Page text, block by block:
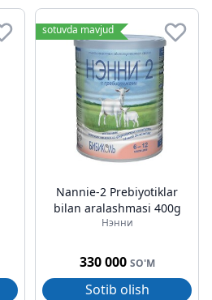
sotuvda mavjud
Nannie-2 Prebiyotiklar
bilan aralashmasi 400g
Нэнни
330 000 SO'M
Sotib olish